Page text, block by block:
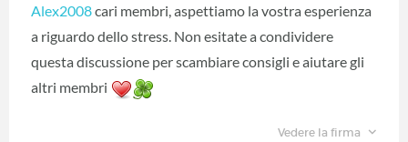
Alex2008‍ cari membri, aspettiamo la vostra esperienza
a riguardo dello stress. Non esitate a condividere
questa discussione per scambiare consigli e aiutare gli
altri membri
Vedere la firma